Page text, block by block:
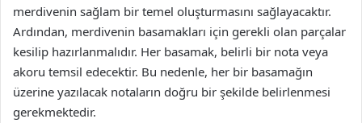
merdivenin sağlam bir temel oluşturmasını sağlayacaktır.
Ardından, merdivenin basamakları için gerekli olan parçalar
kesilip hazırlanmalıdır. Her basamak, belirli bir nota veya
akoru temsil edecektir. Bu nedenle, her bir basamağın
üzerine yazılacak notaların doğru bir şekilde belirlenmesi
gerekmektedir.